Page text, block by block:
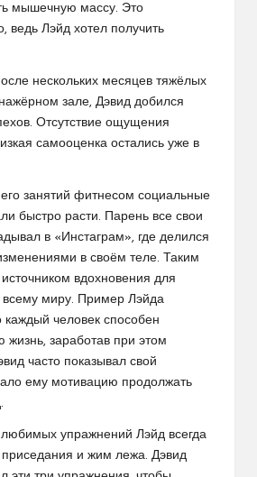
мышечную массу. Это
ведь Лэйд хотел получить
нескольких месяцев тяжёлых
зале, Дэвид добился
Отсутствие ощущения
самооценка остались уже в
занятий фитнесом социальные
быстро расти. Парень все свои
в «Инстаграм», где делился
в своём теле. Таким
вдохновения для
миру. Пример Лэйда
каждый человек способен
жизнь, заработав при этом
часто показывал свой
ему мотивацию продолжать
любимых упражнений Лэйд всегда
приседания и жим лежа. Дэвид